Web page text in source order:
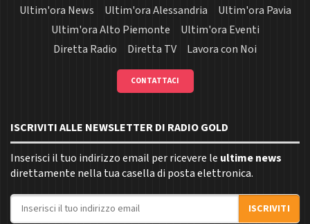
Ultim'ora News
Ultim'ora Alessandria
Ultim'ora Pavia
Ultim'ora Alto Piemonte
Ultim'ora Eventi
Diretta Radio
Diretta TV Lavora con Noi
CONTATTACI
ISCRIVITI ALLE NEWSLETTER DI RADIO GOLD
Inserisci il tuo indirizzo email per ricevere le ultime news
direttamente nella tua casella di posta elettronica.
Indirizzo email
ISCRIVITI